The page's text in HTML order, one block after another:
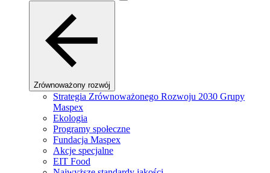
Zrównoważony rozwój
Strategia Zrównoważonego Rozwoju 2030 Grupy
Maspex
Ekologia
Programy społeczne
Fundacja Maspex
Akcje specjalne
EIT Food